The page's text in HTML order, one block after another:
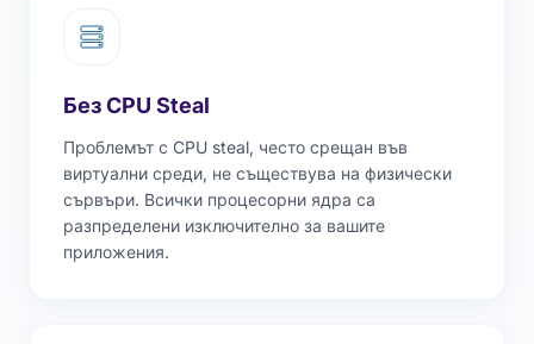
Без CPU Steal
Проблемът с CPU steal, често срещан във
виртуални среди, не съществува на физически
сървъри. Всички процесорни ядра са
разпределени изключително за вашите
приложения.